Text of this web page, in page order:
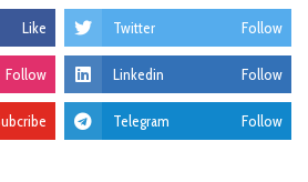
Like Twitter Follow
Follow Linkedin Follow
Telegram Follow